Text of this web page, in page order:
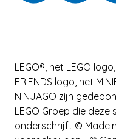
LEGO®, het LEGO
FRIENDS logo, het
NINJAGO zijn
LEGO Groep die
onderschrijft ©